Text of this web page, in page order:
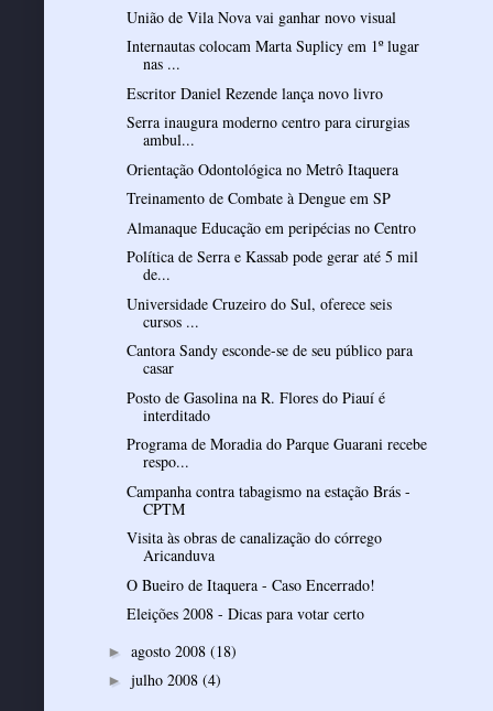
União de Vila Nova vai ganhar novo visual
Internautas colocam Marta Suplicy em 1º lugar
nas ...
Escritor Daniel Rezende lança novo livro
Serra inaugura moderno centro para cirurgias
ambul...
Orientação Odontológica no Metrô Itaquera
Treinamento de Combate à Dengue em SP
Almanaque Educação em peripécias no Centro
Política de Serra e Kassab pode gerar até 5 mil
de...
Universidade Cruzeiro do Sul, oferece seis
cursos ...
Cantora Sandy esconde-se de seu público para
casar
Posto de Gasolina na R. Flores do Piauí é
interditado
Programa de Moradia do Parque Guarani recebe
respo...
Campanha contra tabagismo na estação Brás -
CPTM
Visita às obras de canalização do córrego
Aricanduva
O Bueiro de Itaquera - Caso Encerrado!
Eleições 2008 - Dicas para votar certo
► agosto 2008 (18)
► julho 2008 (4)